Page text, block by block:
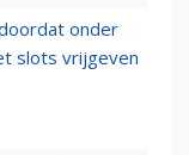
onder
slots vrijgeven